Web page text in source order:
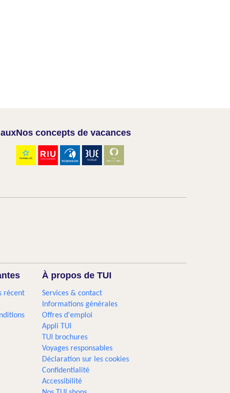
Nos concepts de vacances
récent
À propos de TUI
Services & contact
Informations générales
Offres d'emploi
Appli TUI
TUI brochures
Voyages responsables
Déclaration sur les cookies
Confidentialité
Accessibilité